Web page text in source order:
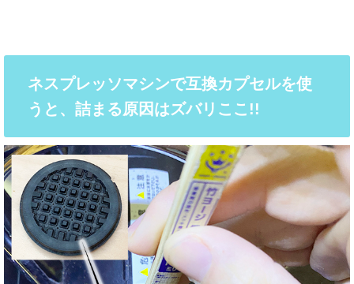
ネスプレッソマシンで互換カプセルを使
うと、詰まる原因はズバリここ!!